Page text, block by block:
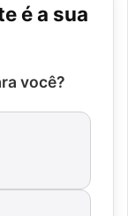
é a sua
você?